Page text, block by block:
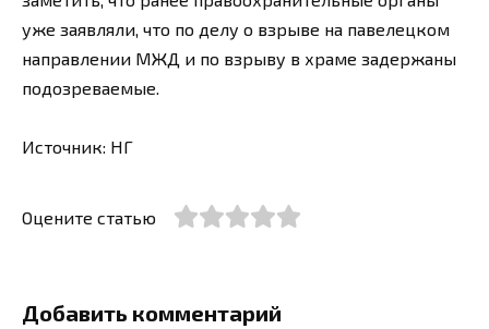
уже заявляли, что по делу о взрыве на павелецком
направлении МЖД и по взрыву в храме задержаны
подозреваемые.
Источник: НГ
Оцените статью
Добавить комментарий